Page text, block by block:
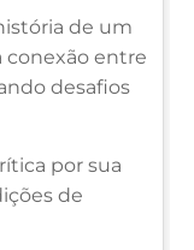
de um
conexão entre
desafios
por sua
de